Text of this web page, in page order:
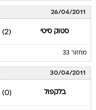
26/04/2011
סטוק סיטי (2)
מחזור 33
30/04/2011
בלקפול (0)